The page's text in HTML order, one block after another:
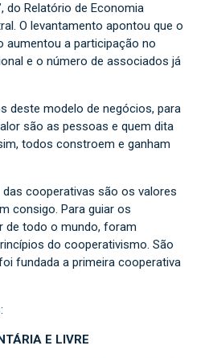
do Relatório de Economia
O levantamento apontou que o
a participação no
e o número de associados já
deste modelo de negócios, para
são as pessoas e quem dita
todos constroem e ganham
cooperativas são os valores
consigo. Para guiar os
de todo o mundo, foram
do cooperativismo. São
fundada a primeira cooperativa
E LIVRE